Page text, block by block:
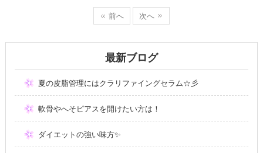
前へ 次へ
最新ブログ
夏の皮脂管理にはクラリファイングセラム☆彡
軟骨やへそピアスを開けたい方は！
ダイエットの強い味方✨